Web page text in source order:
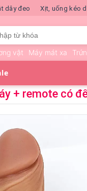
dây đeo Xịt, uống kéo
vật Máy mát xa
+ remote có